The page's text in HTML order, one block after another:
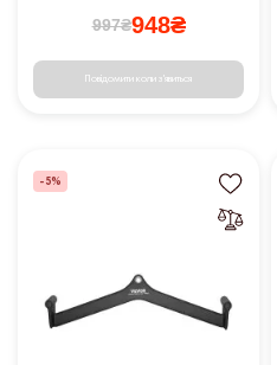
997₴948₴
Повідомити коли з'явиться
-5%